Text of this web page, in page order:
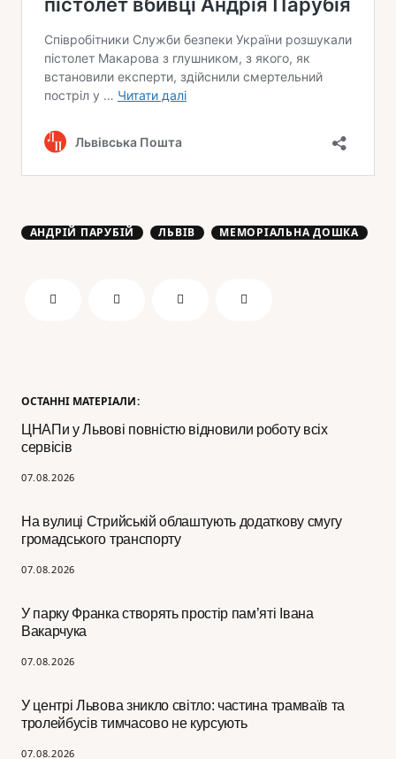
ОСТАННІ МАТЕРІАЛИ:
ЦНАПи у Львові повністю відновили роботу всіх
сервісів
07.08.2026
На вулиці Стрийській облаштують додаткову смугу
громадського транспорту
07.08.2026
У парку Франка створять простір пам’яті Івана
Вакарчука
07.08.2026
У центрі Львова зникло світло: частина трамваїв та
тролейбусів тимчасово не курсують
07.08.2026
АНДРІЙ ПАРУБІЙ ЛЬВІВ МЕМОРІАЛЬНА ДОШКА